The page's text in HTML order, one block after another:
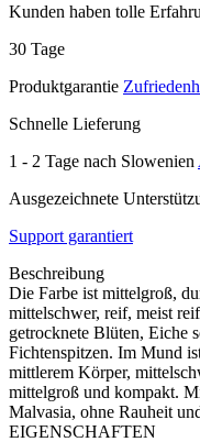
Kunden haben tolle
30 Tage
Produktgarantie
Schnelle Lieferung
1 - 2 Tage nach Slowenien
Ausgezeichnete
Support garantiert
Beschreibung
Die Farbe ist mittelgroß,
mittelschwer, reif, meist
getrocknete Blüten, Eiche
Fichtenspitzen. Im Mund
mittlerem Körper,
mittelgroß und kompakt.
Malvasia, ohne Rauheit
EIGENSCHAFTEN